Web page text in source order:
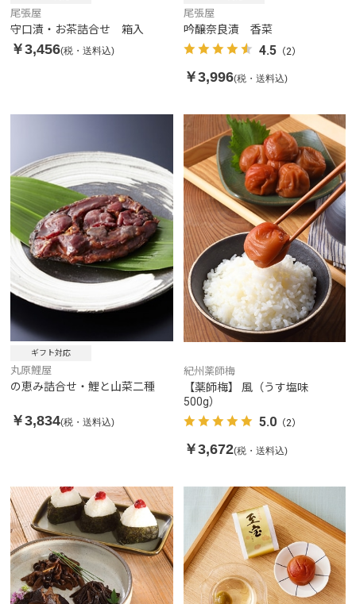
尾張屋
守口漬・お茶詰合せ 箱入
￥3,456(税・送料込)
尾張屋
吟醸奈良漬 香菜
4.5（2）
￥3,996(税・送料込)
ギフト対応
丸原鯉屋
の恵み詰合せ・鯉と山菜二種
￥3,834(税・送料込)
紀州薬師梅
【薬師梅】 風（うす塩味
500g）
5.0（2）
￥3,672(税・送料込)